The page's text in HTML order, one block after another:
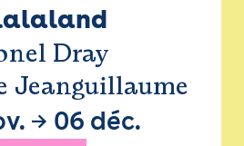
Dray
Jeanguillaume
→ 06 déc.